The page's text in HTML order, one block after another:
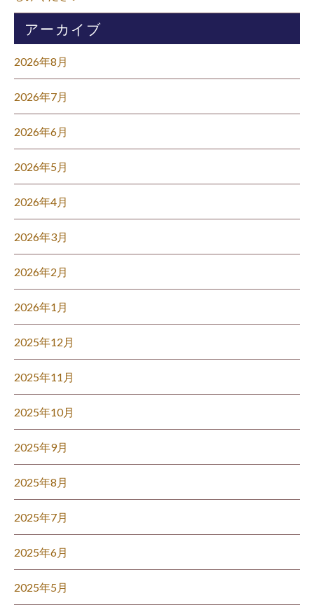
アーカイブ
2026年8月
2026年7月
2026年6月
2026年5月
2026年4月
2026年3月
2026年2月
2026年1月
2025年12月
2025年11月
2025年10月
2025年9月
2025年8月
2025年7月
2025年6月
2025年5月